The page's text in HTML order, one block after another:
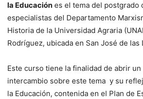
la Educación es el tema del postgrado
especialistas del Departamento
Historia de la Universidad Agraria
Rodríguez, ubicada en San José de las
Este curso tiene la finalidad de abrir un
intercambio sobre este tema y su
la Educación, contenida en el Plan de